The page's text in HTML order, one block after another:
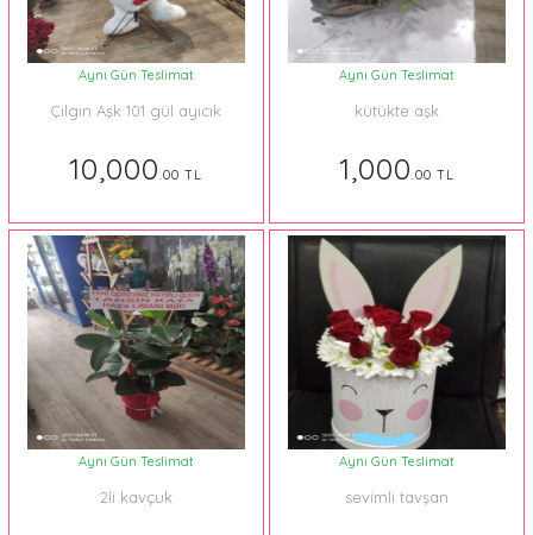
Aynı Gün Teslimat
Çılgın Aşk 101 gül ayıcık
10,000.00 TL
Aynı Gün Teslimat
kütükte aşk
1,000.00 TL
Aynı Gün Teslimat
2li kavçuk
Aynı Gün Teslimat
sevimli tavşan